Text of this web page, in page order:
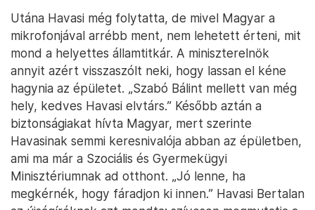
Utána Havasi még folytatta, de mivel Magyar a
mikrofonjával arrébb ment, nem lehetett érteni, mit
mond a helyettes államtitkár. A miniszterelnök
annyit azért visszaszólt neki, hogy lassan el kéne
hagynia az épületet. „Szabó Bálint mellett van még
hely, kedves Havasi elvtárs.” Később aztán a
biztonságiakat hívta Magyar, mert szerinte
Havasinak semmi keresnivalója abban az épületben,
ami ma már a Szociális és Gyermekügyi
Minisztériumnak ad otthont. „Jó lenne, ha
megkérnék, hogy fáradjon ki innen.” Havasi Bertalan